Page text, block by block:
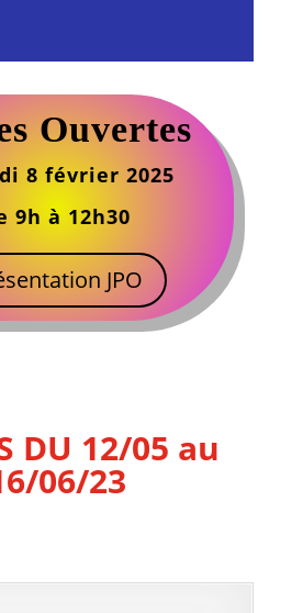
Ouvertes
8 février 2025
9h à 12h30
JPO
DU 12/05 au
06/23